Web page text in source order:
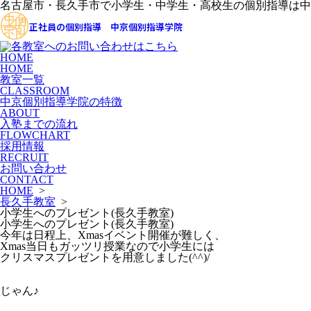
名古屋市・長久手市で小学生・中学生・高校生の個別指導は中
正社員の個別指導 中京個別指導学院
HOME
HOME
教室一覧
CLASSROOM
中京個別指導学院の特徴
ABOUT
入塾までの流れ
FLOWCHART
採用情報
RECRUIT
お問い合わせ
CONTACT
HOME >
長久手教室 >
小学生へのプレゼント(長久手教室)
小学生へのプレゼント(長久手教室)
今年は日程上、Xmasイベント開催が難しく、
Xmas当日もガッツリ授業なので小学生には
クリスマスプレゼントを用意しました(^^)/
じゃん♪